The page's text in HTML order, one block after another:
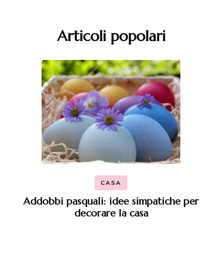
Articoli popolari
CASA
Addobbi pasquali: idee simpatiche per
decorare la casa